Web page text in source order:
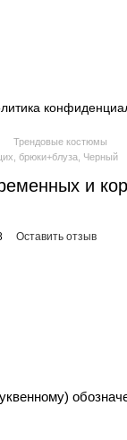
Трендовые костюмы
брюки+блуза, Черный
и
Оставить отзыв